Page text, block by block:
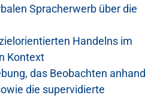
Spracherwerb über die
Handelns im
Kontext
das Beobachten anhand
die supervidierte